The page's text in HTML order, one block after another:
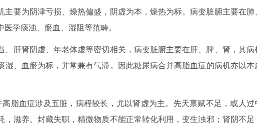
要为阴津亏损、燥热偏盛，阴虚为本，燥热为标。病变脏腑主要在肺
学痰浊、瘀血、湿阻等范畴。
、肝肾阴虚、年老体虚等密切相关，病变脏腑主要在肝、脾、肾，其病
湿、血瘀为标，并常兼有气滞。因此糖尿病合并高脂血症的病机亦以本
脂血症涉及五脏，病程较长，尤以肾虚为主。先天禀赋不足，或人过
滋养、封藏失职，精微物质不能正常转化利用，变生浊邪；肾阴不足